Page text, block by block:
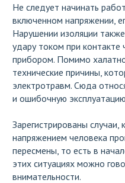
Не следует начинать
включенном напряжении,
Нарушении изоляции
удару током при контакте
прибором. Помимо
технические причины,
электротравм. Сюда
и ошибочную
Зарегистрированы
напряжением человека
пересмены, то есть в
этих ситуациях можно
внимательности.